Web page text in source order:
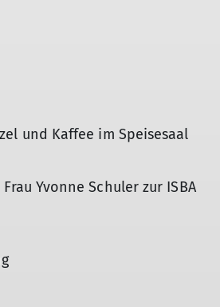
und Kaffee im Speisesaal
Yvonne Schuler zur ISBA